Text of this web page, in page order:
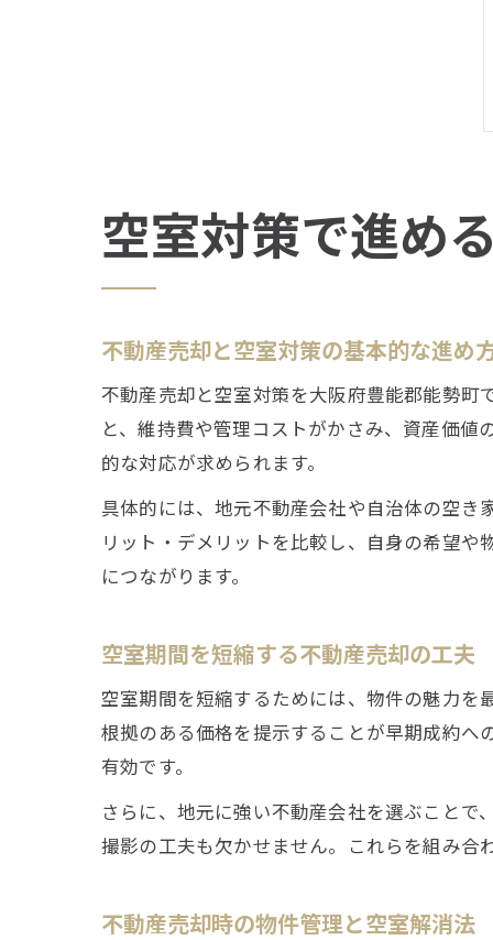
空室対策で進め
不動産売却と空室対策の基本的な進め
不動産売却と空室対策を大阪府豊能郡能勢町
と、維持費や管理コストがかさみ、資産価
的な対応が求められます。
具体的には、地元不動産会社や自治体の空
リット・デメリットを比較し、自身の希望
につながります。
空室期間を短縮する不動産売却の工夫
空室期間を短縮するためには、物件の魅力を
根拠のある価格を提示することが早期成約へ
有効です。
さらに、地元に強い不動産会社を選ぶこと
撮影の工夫も欠かせません。これらを組み合
不動産売却時の物件管理と空室解消法